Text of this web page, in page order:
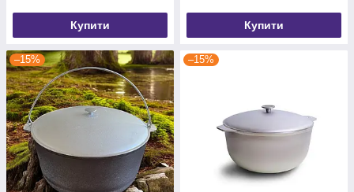
Купити Купити
–15% –15%